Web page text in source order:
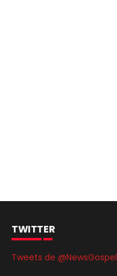
TWITTER
Tweets de @NewsGospel